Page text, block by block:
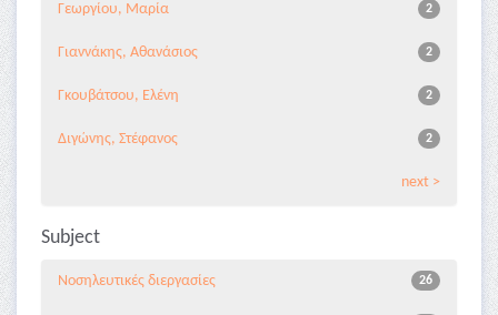
2
Γεωργίου, Μαρία
2
Γιαννάκης, Αθανάσιος
2
Γκουβάτσου, Ελένη
2
Διγώνης, Στέφανος
next >
Subject
26
Νοσηλευτικές διεργασίες